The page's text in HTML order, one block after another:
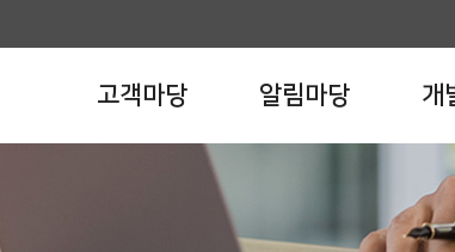
고객마당 알림마당 개